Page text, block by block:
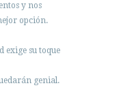
y nos
opción.
exige su toque
genial.